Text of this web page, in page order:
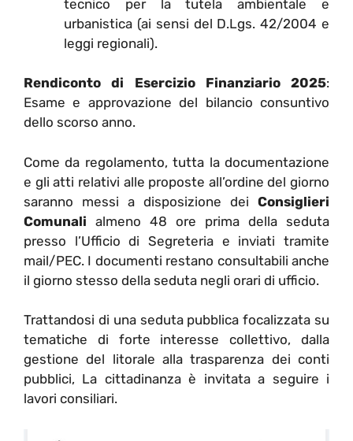
tecnico per la tutela ambientale e
urbanistica (ai sensi del D.Lgs. 42/2004 e
leggi regionali).
Rendiconto di Esercizio Finanziario 2025:
Esame e approvazione del bilancio consuntivo
dello scorso anno.
Come da regolamento, tutta la documentazione
e gli atti relativi alle proposte all’ordine del giorno
saranno messi a disposizione dei Consiglieri
Comunali almeno 48 ore prima della seduta
presso l’Ufficio di Segreteria e inviati tramite
mail/PEC. I documenti restano consultabili anche
il giorno stesso della seduta negli orari di ufficio.
Trattandosi di una seduta pubblica focalizzata su
tematiche di forte interesse collettivo, dalla
gestione del litorale alla trasparenza dei conti
pubblici, La cittadinanza è invitata a seguire i
lavori consiliari.